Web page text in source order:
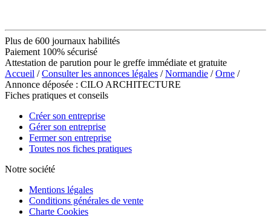
Plus de 600 journaux habilités
Paiement 100% sécurisé
Attestation de parution pour le greffe immédiate et gratuite
Accueil /Consulter les annonces légales /Normandie /Orne /
Annonce déposée : CILO ARCHITECTURE
Fiches pratiques et conseils
Créer son entreprise
Gérer son entreprise
Fermer son entreprise
Toutes nos fiches pratiques
Notre société
Mentions légales
Conditions générales de vente
Charte Cookies